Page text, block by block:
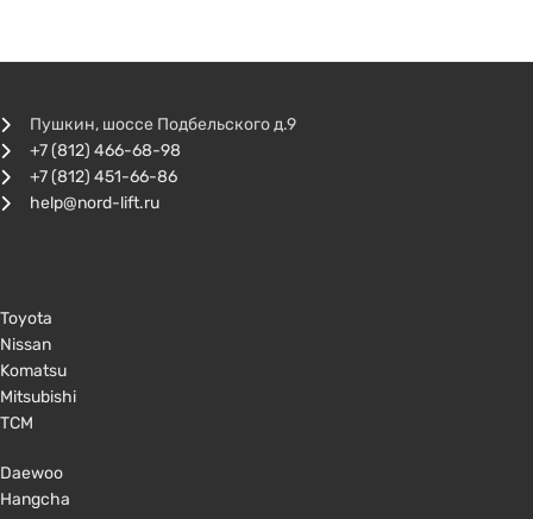
Пушкин, шоссе Подбельского д.9
+7 (812) 466-68-98
+7 (812) 451-66-86
help@nord-lift.ru
Toyota
Nissan
Komatsu
Mitsubishi
TCM
Daewoo
Hangcha